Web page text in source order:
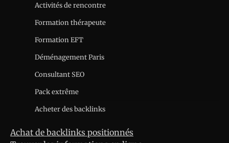
Activités de rencontre
Formation thérapeute
Formation EFT
Déménagement Paris
Consultant SEO
Pack extrême
Acheter des backlinks
Achat de backlinks positionnés